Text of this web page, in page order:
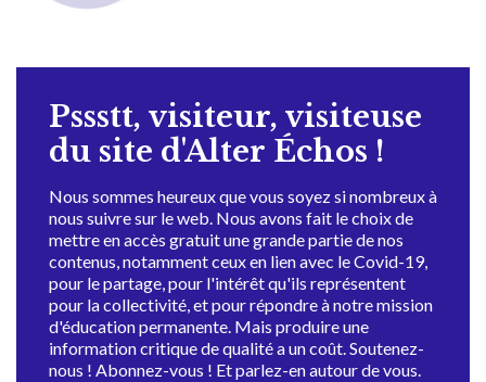
Pssstt, visiteur, visiteuse
du site d'Alter Échos !
Nous sommes heureux que vous soyez si nombreux à
nous suivre sur le web. Nous avons fait le choix de
mettre en accès gratuit une grande partie de nos
contenus, notamment ceux en lien avec le Covid-19,
pour le partage, pour l'intérêt qu'ils représentent
pour la collectivité, et pour répondre à notre mission
d'éducation permanente. Mais produire une
information critique de qualité a un coût. Soutenez-
nous ! Abonnez-vous ! Et parlez-en autour de vous.